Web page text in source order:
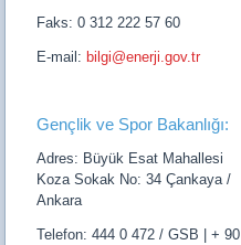
Faks: 0 312 222 57 60
E-mail: bilgi@enerji.gov.tr
Gençlik ve Spor Bakanlığı:
Adres: Büyük Esat Mahallesi
Koza Sokak No: 34 Çankaya /
Ankara
Telefon: 444 0 472 / GSB | + 90